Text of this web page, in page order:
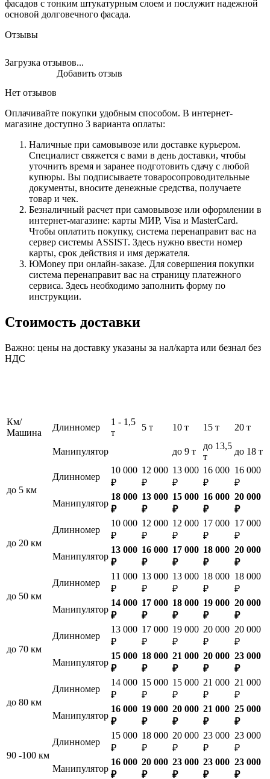
фасадов с тонким штукатурным слоем и послужит надежной
основой долговечного фасада.
Отзывы
Загрузка отзывов...
Нет отзывов
Добавить отзыв
Оплачивайте покупки удобным способом. В интернет-
магазине доступно 3 варианта оплаты:
Наличные при самовывозе или доставке курьером.
Специалист свяжется с вами в день доставки, чтобы
уточнить время и заранее подготовить сдачу с любой
купюры. Вы подписываете товаросопроводительные
документы, вносите денежные средства, получаете
товар и чек.
Безналичный расчет при самовывозе или оформлении в
интернет-магазине: карты МИР, Visa и MasterCard.
Чтобы оплатить покупку, система перенаправит вас на
сервер системы ASSIST. Здесь нужно ввести номер
карты, срок действия и имя держателя.
ЮMoney при онлайн-заказе. Для совершения покупки
система перенаправит вас на страницу платежного
сервиса. Здесь необходимо заполнить форму по
инструкции.
Стоимость доставки
Важно: цены на доставку указаны за нал/карта или безнал без
НДС
Км/
Машина
Длинномер
1 - 1,5
т
5 т 10 т 15 т 20 т
Манипулятор до 9 т
до 13,5
т
до 18 т
до 5 км
Длинномер
10 000
₽
12 000
₽
13 000
₽
16 000
₽
16 000
₽
Манипулятор
18 000
₽
13 000
₽
15 000
₽
16 000
₽
20 000
₽
до 20 км
Длинномер
10 000
₽
12 000
₽
12 000
₽
17 000
₽
17 000
₽
Манипулятор
13 000
₽
16 000
₽
17 000
₽
18 000
₽
20 000
₽
до 50 км
Длинномер
11 000
₽
13 000
₽
13 000
₽
18 000
₽
18 000
₽
Манипулятор
14 000
₽
17 000
₽
18 000
₽
19 000
₽
20 000
₽
до 70 км
Длинномер
13 000
₽
17 000
₽
19 000
₽
20 000
₽
20 000
₽
Манипулятор
15 000
₽
18 000
₽
21 000
₽
20 000
₽
23 000
₽
до 80 км
Длинномер
14 000
₽
15 000
₽
15 000
₽
21 000
₽
21 000
₽
Манипулятор
16 000
₽
19 000
₽
20 000
₽
21 000
₽
25 000
₽
90 -100 км
Длинномер
15 000
₽
18 000
₽
20 000
₽
23 000
₽
23 000
₽
Манипулятор
16 000
₽
20 000
₽
23 000
₽
23 000
₽
23 000
₽